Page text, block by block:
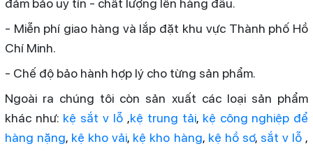
đảm bảo uy tín - chất lượng lên hàng đầu.
- Miễn phí giao hàng và lắp đặt khu vực Thành phố Hồ
Chí Minh.
- Chế độ bảo hành hợp lý cho từng sản phẩm.
Ngoài ra chúng tôi còn sản xuất các loại sản phẩm
khác như: kệ sắt v lỗ ,kệ trung tải, kệ công nghiệp để
hàng nặng, kệ kho vải, kệ kho hàng, kệ hồ sơ,sắt v lỗ,